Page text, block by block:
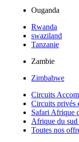
Ouganda
Rwanda
swaziland
Tanzanie
Zambie
Zimbabwe
Circuits
Circuits privés
Safari Afrique
Afrique du sud
Toutes nos